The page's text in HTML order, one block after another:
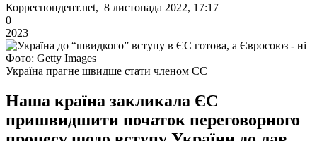
Корреспондент.net, 8 листопада 2022, 17:17
0
2023
Фото: Getty Images
Україна прагне швидше стати членом ЄС
Наша країна закликала ЄС
пришвидшити початок переговорного